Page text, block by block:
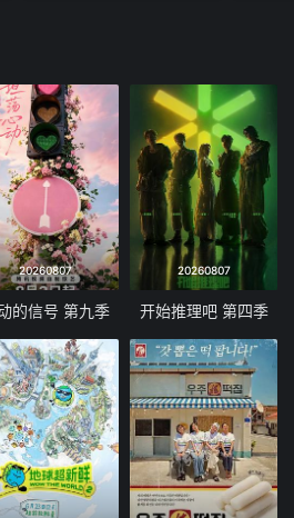
20260807
的信号 第九季
20260807
开始推理吧 第四季